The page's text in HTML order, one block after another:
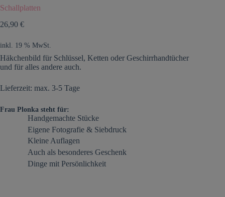
Schallplatten
26,90 €
inkl. 19 % MwSt.
Häkchenbild für Schlüssel, Ketten oder Geschirrhandtücher
und für alles andere auch.
Lieferzeit: max. 3-5 Tage
Frau Plonka steht für:
Handgemachte Stücke
Eigene Fotografie & Siebdruck
Kleine Auflagen
Auch als besonderes Geschenk
Dinge mit Persönlichkeit